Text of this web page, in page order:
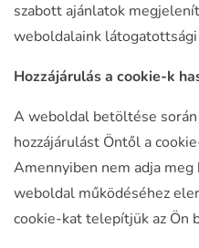
szabott ajánlatok
weboldalaink
Hozzájárulás a cookie-k
A weboldal betöltése
hozzájárulást Öntől a
Amennyiben nem adja meg
weboldal működéséhez
cookie-kat telepítjük az Ön